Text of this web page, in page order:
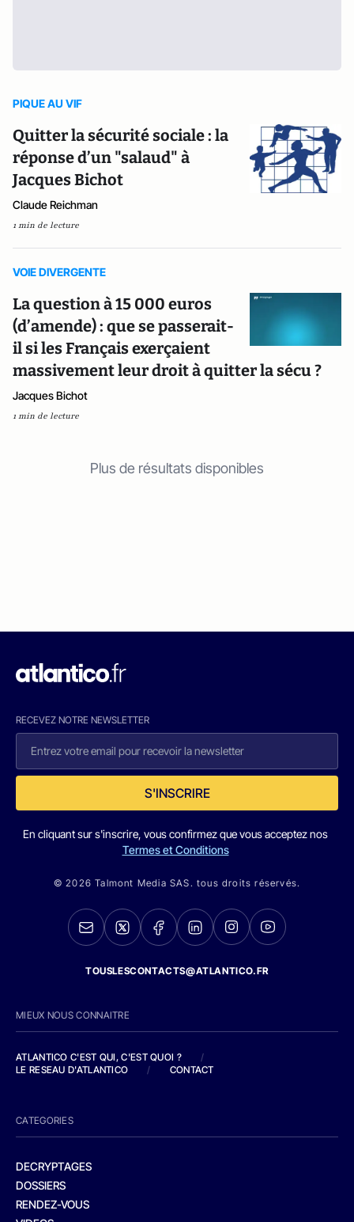
PIQUE AU VIF
Quitter la sécurité sociale : la
réponse d’un "salaud" à
Jacques Bichot
Claude Reichman
1 min de lecture
VOIE DIVERGENTE
La question à 15 000 euros
(d’amende) : que se passerait-
il si les Français exerçaient
massivement leur droit à quitter la sécu ?
Jacques Bichot
1 min de lecture
Plus de résultats disponibles
RECEVEZ NOTRE NEWSLETTER
S'INSCRIRE
En cliquant sur s'inscrire, vous confirmez que vous acceptez nos
Termes et Conditions
© 2026 Talmont Media SAS. tous droits réservés.
TOUSLESCONTACTS@ATLANTICO.FR
MIEUX NOUS CONNAITRE
ATLANTICO C'EST QUI, C'EST QUOI ?
/
LE RESEAU D'ATLANTICO
/ CONTACT
CATEGORIES
DECRYPTAGES
DOSSIERS
RENDEZ-VOUS